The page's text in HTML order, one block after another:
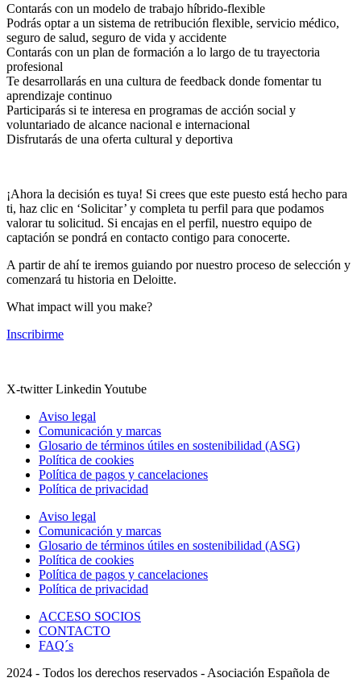
Contarás con un modelo de trabajo híbrido-flexible
Podrás optar a un sistema de retribución flexible, servicio médico,
seguro de salud, seguro de vida y accidente
Contarás con un plan de formación a lo largo de tu trayectoria
profesional
Te desarrollarás en una cultura de feedback donde fomentar tu
aprendizaje continuo
Participarás si te interesa en programas de acción social y
voluntariado de alcance nacional e internacional
Disfrutarás de una oferta cultural y deportiva
¡Ahora la decisión es tuya! Si crees que este puesto está hecho para
ti, haz clic en ‘Solicitar’ y completa tu perfil para que podamos
valorar tu solicitud. Si encajas en el perfil, nuestro equipo de
captación se pondrá en contacto contigo para conocerte.
A partir de ahí te iremos guiando por nuestro proceso de selección y
comenzará tu historia en Deloitte.
What impact will you make?
Inscribirme
X-twitter Linkedin Youtube
Aviso legal
Comunicación y marcas
Glosario de términos útiles en sostenibilidad (ASG)
Política de cookies
Política de pagos y cancelaciones
Política de privacidad
Aviso legal
Comunicación y marcas
Glosario de términos útiles en sostenibilidad (ASG)
Política de cookies
Política de pagos y cancelaciones
Política de privacidad
ACCESO SOCIOS
CONTACTO
FAQ´s
2024 - Todos los derechos reservados - Asociación Española de